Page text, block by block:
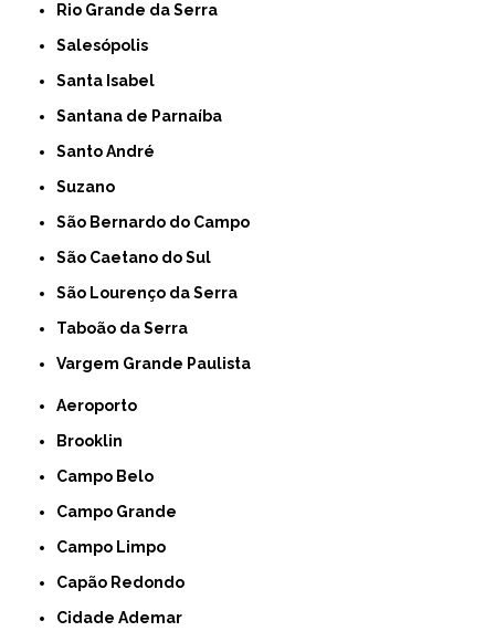
Rio Grande da Serra
Salesópolis
Santa Isabel
Santana de Parnaíba
Santo André
Suzano
São Bernardo do Campo
São Caetano do Sul
São Lourenço da Serra
Taboão da Serra
Vargem Grande Paulista
Aeroporto
Brooklin
Campo Belo
Campo Grande
Campo Limpo
Capão Redondo
Cidade Ademar